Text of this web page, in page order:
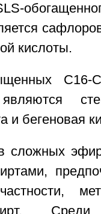
кислоты.
С16-
и бегеновая
сложных